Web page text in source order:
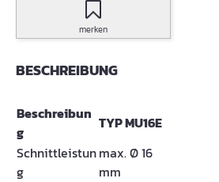
merken
BESCHREIBUNG
Beschreibun
g
TYP MU16E
Schnittleistun
g
max. Ø 16
mm